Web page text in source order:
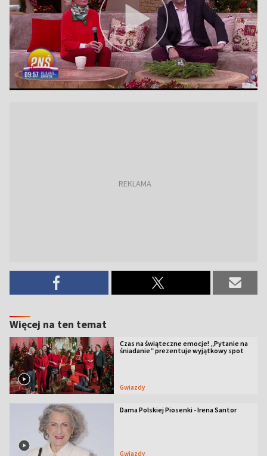
Więcej na ten temat
Czas na świąteczne emocje! „Pytanie na
śniadanie” prezentuje wyjątkowy spot
Gwiazdy
Dama Polskiej Piosenki - Irena Santor
Gwiazdy